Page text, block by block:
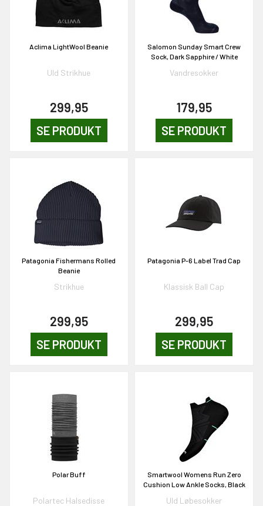
Aclima LightWool Beanie
Uld Strikhue
299,95
SE PRODUKT
Salomon Sunday Smart Crew
Sock, Dark Sapphire / White
Vandresokker
179,95
SE PRODUKT
Patagonia Fishermans Rolled
Beanie
Strikhue
299,95
SE PRODUKT
Patagonia P-6 Label Trad Cap
Klassisk Ball Cap
299,95
SE PRODUKT
Polar Buff
Polartec Halsedisse
Smartwool Womens Run Zero
Cushion Low Ankle Socks, Black
Uld Løbesokker
om et gavekort på
om måneden
DELTAG!